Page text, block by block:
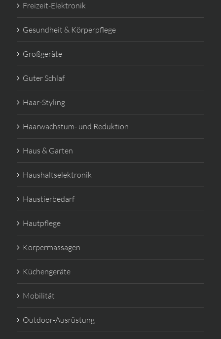
Freizeit-Elektronik
Gesundheit & Körperpflege
Großgeräte
Guter Schlaf
Haar-Styling
Haarwachstum- und Reduktion
Haus & Garten
Haushaltselektronik
Haustierbedarf
Hautpflege
Körpermassagen
Küchengeräte
Mobilität
Outdoor-Ausrüstung